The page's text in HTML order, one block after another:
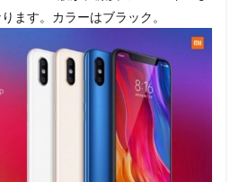
ます。カラーはブラック。